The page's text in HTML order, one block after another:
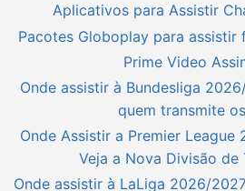
Aplicativos para Assistir
Pacotes Globoplay para
Prime Video
Onde assistir à Bundesliga
quem transmite
Onde Assistir a Premier League
Veja a Nova Divisão de
Onde assistir à LaLiga 2026/